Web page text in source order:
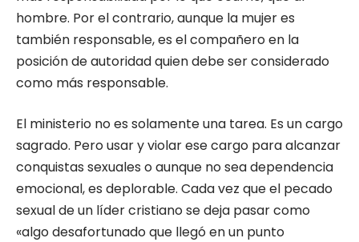
hombre. Por el contrario, aunque la mujer es
también responsable, es el compañero en la
posición de autoridad quien debe ser considerado
como más responsable.
El ministerio no es solamente una tarea. Es un cargo
sagrado. Pero usar y violar ese cargo para alcanzar
conquistas sexuales o aunque no sea dependencia
emocional, es deplorable. Cada vez que el pecado
sexual de un líder cristiano se deja pasar como
«algo desafortunado que llegó en un punto